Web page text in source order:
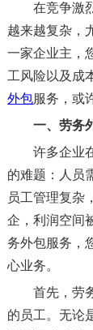
在竞争激
越来越复杂，
一家企业主，
工风险以及成
外包服务，或
一、劳务
许多企业
的难题：人员
员工管理复杂
企，利润空间
务外包服务，
心业务。
首先，劳
的员工。无论